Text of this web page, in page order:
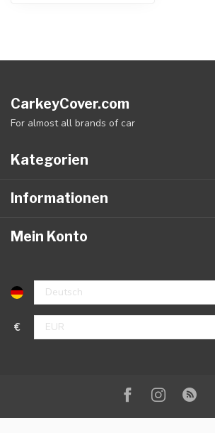
CarkeyCover.com
For almost all brands of car
Kategorien
Informationen
Mein Konto
€